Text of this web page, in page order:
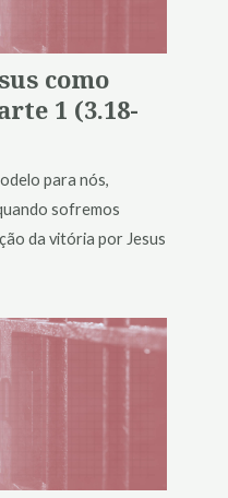
como
1 (3.18-
para nós,
sofremos
da vitória por Jesus